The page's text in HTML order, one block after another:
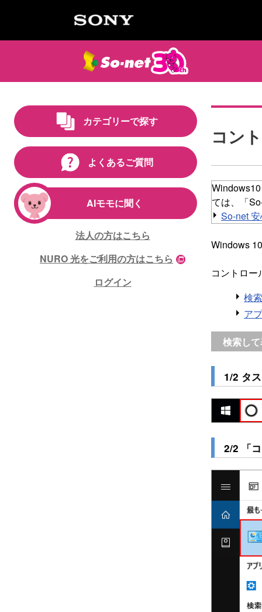
カテゴリーで探す
よくあるご質問
AIモモに聞く
法人の方はこちら
NURO 光をご利用の方はこちら
ログイン
コン
ては、「
So-net
Windows
コントロ
検
ア
検索し
1/2 タ
2/2 「